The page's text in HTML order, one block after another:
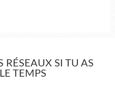
RÉSEAUX SI TU AS
TEMPS